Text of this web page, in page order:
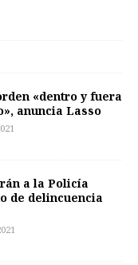
«dentro y fuera
anuncia Lasso
a la Policía
de delincuencia